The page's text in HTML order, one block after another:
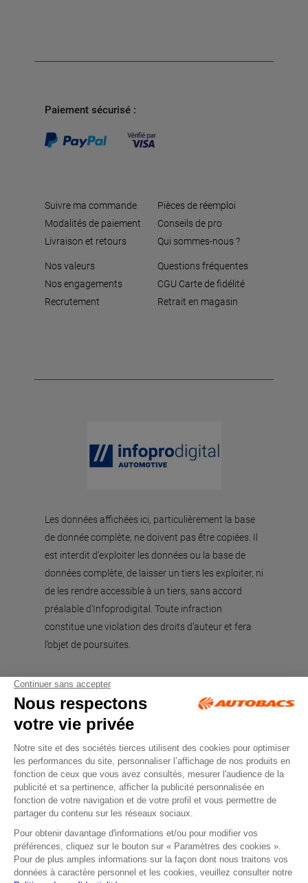
Paiement sécurisé :
Suivre ma commande
Modalités de paiement
Livraison et retours
Pièces de réemploi
Conseils de pro
Qui sommes-nous ?
Nos valeurs
Nos engagements
Recrutement
Questions fréquentes
CGU Carte de fidélité
Retrait en magasin
Les données affichées ici, particulièrement la base
de donnée complète, ne doivent pas être copiées. Il
est interdit d’exploiter les données ou la base de
données complète, de laisser un tiers les exploiter, ni
de les rendre accessible à un tiers, sans accord
préalable d'Infoprodigital. Toute infraction
constitue une violation des droits d’auteur et fera
l’objet de poursuites.
Tous droits réservés © Autobacs
Mentions légales RGPD
Cookies CGV